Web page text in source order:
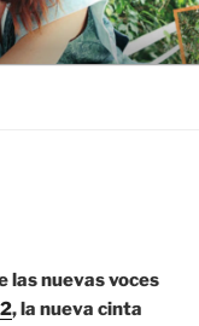
las nuevas voces
, la nueva cinta